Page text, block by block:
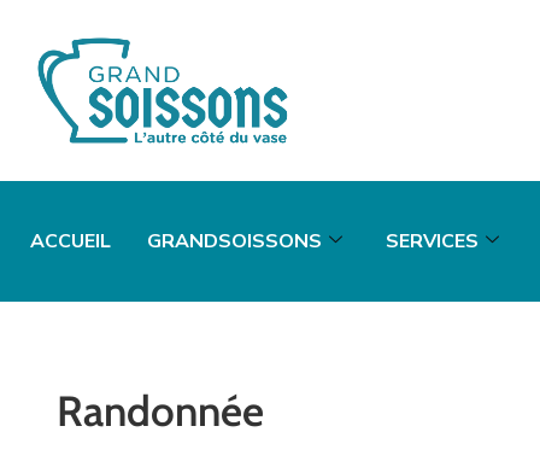
ACCUEIL GRANDSOISSONS SERVICES
Randonnée